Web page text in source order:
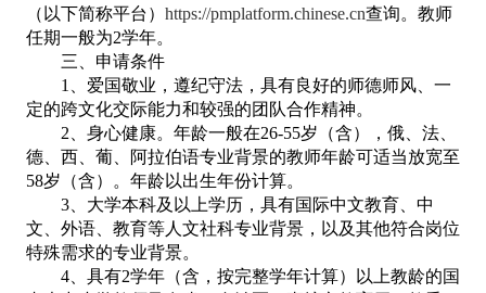
（以下简称平台） https://pmplatform.chinese.cn查询。教师
任期一般为2学年。
三、申请条件
1、 爱国敬业，遵纪守法，具有良好的师德师风、一
定的跨文化交际能力和较强的团队合作精神。
2
身心健康。年龄一般在26-55岁（含），俄、法、
德、西、葡、阿拉伯语专业背景的教师年龄可适当放宽至
58岁（含）。年龄以出生年份计算。
3、 大学本科及以上学历，具有国际中文教育、中
文、外语、教育等人文社科专业背景，以及其他符合岗位
特殊需求的专业背景。
4、 具有2学年（含，按完整学年计算）以上教龄的国